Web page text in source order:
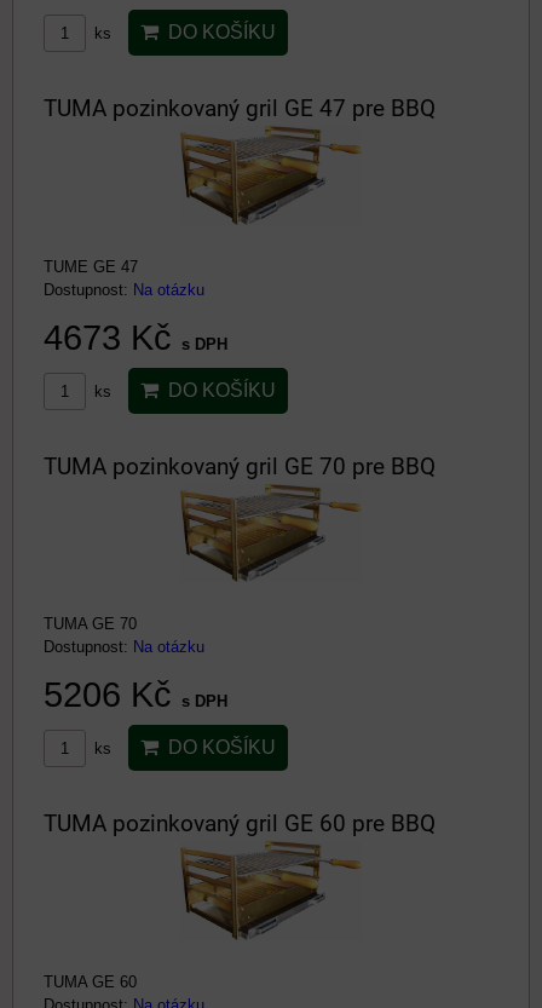
ks DO KOŠÍKU
TUMA pozinkovaný gril GE 47 pre BBQ
TUME GE 47
Dostupnost: Na otázku
4673 Kč s DPH
ks DO KOŠÍKU
TUMA pozinkovaný gril GE 70 pre BBQ
TUMA GE 70
Dostupnost: Na otázku
5206 Kč s DPH
ks DO KOŠÍKU
TUMA pozinkovaný gril GE 60 pre BBQ
TUMA GE 60